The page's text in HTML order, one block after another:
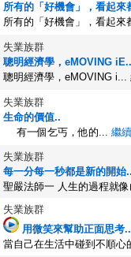
所有的「好機會」，看起來
所有的「好機會」，看起
失業族群
聰明經濟學，eMOVING iE..
聰明經濟學，eMOVING i...
失業族群
生命的價值..
有一個乞丐，他的... 繼
失業族群
每一分每一秒都是新的開始
聖嚴法師一 人生的過程就
失業族群
用微笑來幫助正面思考..
當自己在生活中碰到不順心